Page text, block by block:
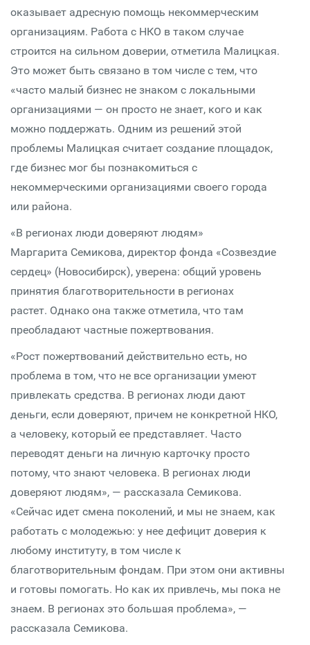
оказывает адресную помощь некоммерческим
организациям. Работа с НКО в таком случае
строится на сильном доверии, отметила Малицкая.
Это может быть связано в том числе с тем, что
«часто малый бизнес не знаком с локальными
организациями — он просто не знает, кого и как
можно поддержать. Одним из решений этой
проблемы Малицкая считает создание площадок,
где бизнес мог бы познакомиться с
некоммерческими организациями своего города
или района.
«В регионах люди доверяют людям»
Маргарита Семикова, директор фонда «Созвездие
сердец» (Новосибирск), уверена: общий уровень
принятия благотворительности в регионах
растет. Однако она также отметила, что там
преобладают частные пожертвования.
«Рост пожертвований действительно есть, но
проблема в том, что не все организации умеют
привлекать средства. В регионах люди дают
деньги, если доверяют, причем не конкретной НКО,
а человеку, который ее представляет. Часто
переводят деньги на личную карточку просто
потому, что знают человека. В регионах люди
доверяют людям», — рассказала Семикова.
«Сейчас идет смена поколений, и мы не знаем, как
работать с молодежью: у нее дефицит доверия к
любому институту, в том числе к
благотворительным фондам. При этом они активны
и готовы помогать. Но как их привлечь, мы пока не
знаем. В регионах это большая проблема», —
рассказала Семикова.